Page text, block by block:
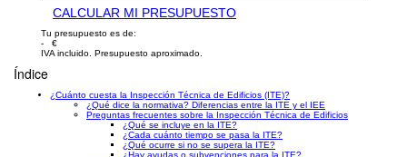
CALCULAR MI PRESUPUESTO
Tu presupuesto es de:
- €
IVA incluido. Presupuesto aproximado.
Índice
¿Cuánto cuesta la Inspección Técnica de Edificios (ITE)?
¿Qué dice la normativa? Diferencias entre la ITE y el IEE
Preguntas frecuentes sobre la Inspección Técnica de Edificios
¿Qué se incluye en la ITE?
¿Cada cuánto tiempo se pasa la ITE?
¿Qué ocurre si no se supera la ITE?
¿Hay ayudas o subvenciones para la ITE?